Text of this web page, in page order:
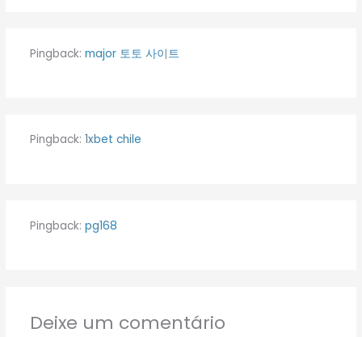
Pingback: major 토토 사이트
Pingback: 1xbet chile
Pingback: pg168
Deixe um comentário